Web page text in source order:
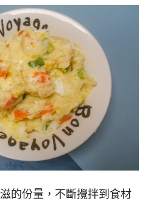
的份量，不斷攪拌到食材